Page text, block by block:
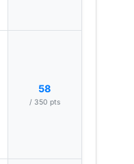
58
/ 350 pts